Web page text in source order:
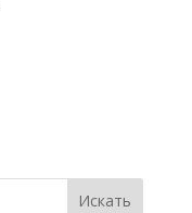
Искать